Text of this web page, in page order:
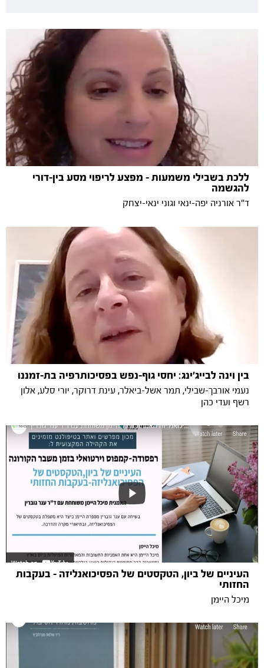
ללכת בשבילי משמעות - מפצע לריפוי מסע בין-דורי
להגשמה
ד"ר אורניה יפה-ינאי וגוני ינאי-יצחק
בין וינה לבייג'ינג: יחסי גוף-נפש בפסיכותרפיה בת-זמננו
נעמי אורבך-שבילי, תמר אשל-ביאלר, עינת דרוקר, יורי סלע, אלון
רשף ועדי כהן
העיניים של ביון, הטקסטים של הפסיכואנליזה - בעקבות
החזותי
מיכל היימן